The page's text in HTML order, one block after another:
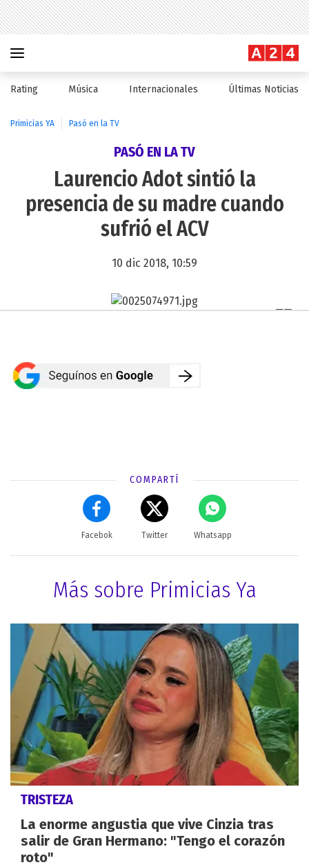
Rating Música Internacionales Últimas Noticias
Primicias YA Pasó en la TV
PASÓ EN LA TV
Laurencio Adot sintió la
presencia de su madre cuando
sufrió el ACV
10 dic 2018, 10:59
COMPARTÍ
Facebok Twitter Whatsapp
Más sobre Primicias Ya
TRISTEZA
La enorme angustia que vive Cinzia tras
salir de Gran Hermano: "Tengo el corazón
roto"